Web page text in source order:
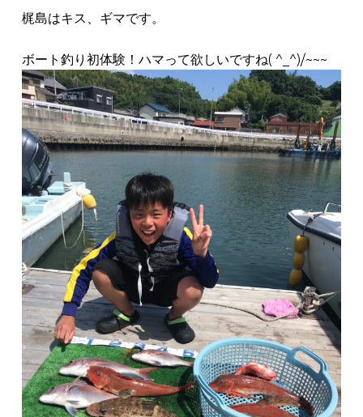
梶島はキス、ギマです。
ボート釣り初体験！ハマって欲しいですね( ^_^)/~~~